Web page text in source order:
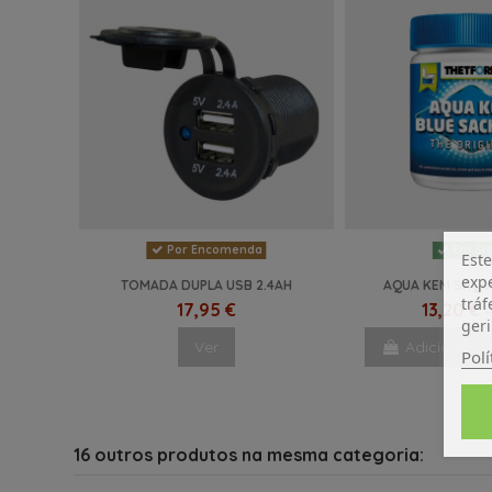
Por Encomenda
TOMADA DUPLA USB 2.4AH
17,95 €
Ver
AQUA KEM
13,20 €
Adicionar
16 outros produtos na mesma categoria: